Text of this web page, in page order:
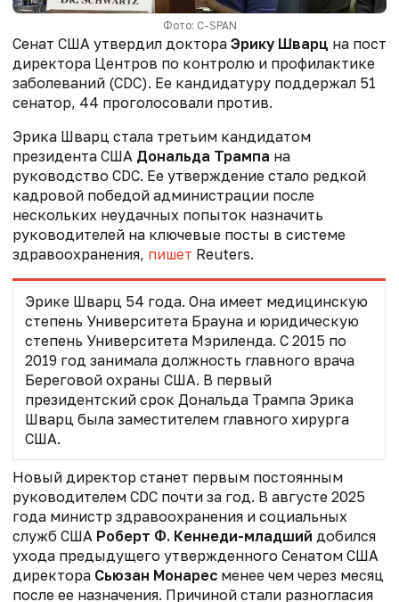
Фото: C-SPAN
Сенат США утвердил доктора Эрику Шварц на пост
директора Центров по контролю и профилактике
заболеваний (CDC). Ее кандидатуру поддержал 51
сенатор, 44 проголосовали против.
Эрика Шварц стала третьим кандидатом
президента США Дональда Трампа на
руководство CDC. Ее утверждение стало редкой
кадровой победой администрации после
нескольких неудачных попыток назначить
руководителей на ключевые посты в системе
здравоохранения, пишет Reuters.
Эрике Шварц 54 года. Она имеет медицинскую
степень Университета Брауна и юридическую
степень Университета Мэриленда. С 2015 по
2019 год занимала должность главного врача
Береговой охраны США. В первый
президентский срок Дональда Трампа Эрика
Шварц была заместителем главного хирурга
США.
Новый директор станет первым постоянным
руководителем CDC почти за год. В августе 2025
года министр здравоохранения и социальных
служб США Роберт Ф. Кеннеди-младший добился
ухода предыдущего утвержденного Сенатом США
директора Сьюзан Монарес менее чем через месяц
после ее назначения. Причиной стали разногласия